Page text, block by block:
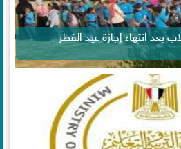
بعد انتهاء إجازة عيد الفطر